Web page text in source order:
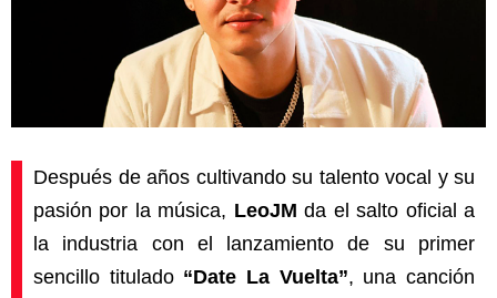
Después de años cultivando su talento vocal y su
pasión por la música, LeoJM da el salto oficial a
la industria con el lanzamiento de su primer
sencillo titulado “Date La Vuelta”, una canción